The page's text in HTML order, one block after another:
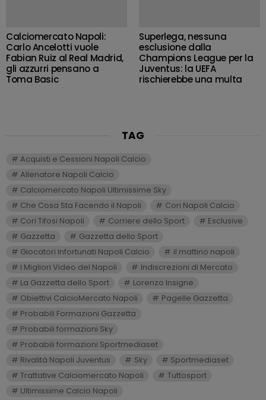
Calciomercato Napoli:
Carlo Ancelotti vuole
Fabian Ruiz al Real Madrid,
gli azzurri pensano a
Toma Basic
Superlega, nessuna
esclusione dalla
Champions League per la
Juventus: la UEFA
rischierebbe una multa
TAG
Acquisti e Cessioni Napoli Calcio
Allenatore Napoli Calcio
Calciomercato Napoli Ultimissime Sky
Che Cosa Sta Facendo il Napoli
Cori Napoli Calcio
Cori Tifosi Napoli
Corriere dello Sport
Esclusive
Gazzetta
Gazzetta dello Sport
Giocatori Infortunati Napoli Calcio
il mattino napoli
I Migliori Video del Napoli
Indiscrezioni di Mercato
La Gazzetta dello Sport
Lorenzo Insigne
Obiettivi CalcioMercato Napoli
Pagelle Gazzetta
Probabili Formazioni Gazzetta
Probabili formazioni Sky
Probabili formazioni Sportmediaset
Rivalità Napoli Juventus
Sky
Sportmediaset
Trattative Calciomercato Napoli
Tuttosport
Ultimissime Calcio Napoli